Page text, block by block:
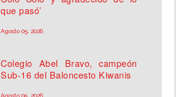
que pasó’
Agosto 05, 2026
Colegio Abel Bravo, campeón
Sub-16 del Baloncesto Kiwanis
Agosto 05, 2026